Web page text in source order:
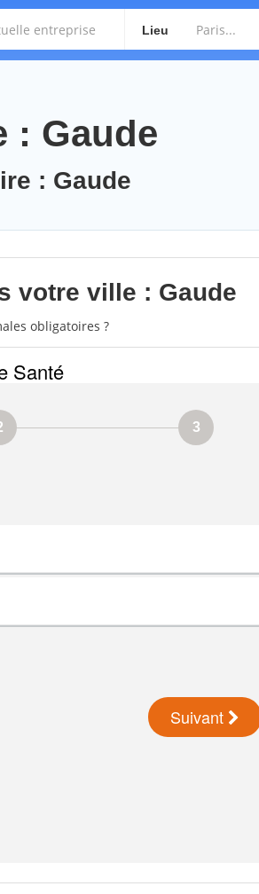
Lieu
: Gaude
: Gaude
votre ville : Gaude
obligatoires ?